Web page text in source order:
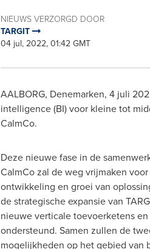
NIEUWS VERZORGD DOOR
TARGIT
04 jul, 2022, 01:42 GMT
AALBORG, Denemarken, 4 juli
intelligence (BI) voor kleine tot
CalmCo.
Deze nieuwe fase in de
CalmCo zal de weg vrijmaken
ontwikkeling en groei van
de strategische expansie van
nieuwe verticale toevoerketens
ondersteund. Samen zullen de
mogelijkheden op het gebied van